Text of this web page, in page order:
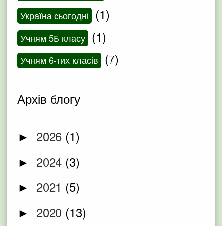
Україна сьогодні (1)
Учням 5Б класу (1)
Учням 6-тих класів (7)
Архів блогу
► 2026 (1)
► 2024 (3)
► 2021 (5)
► 2020 (13)